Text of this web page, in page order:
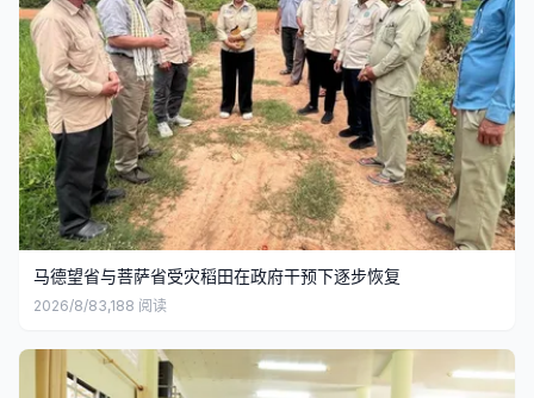
马德望省与菩萨省受灾稻田在政府干预下逐步恢复
2026/8/83,188 阅读